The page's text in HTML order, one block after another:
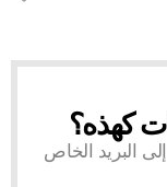
كهذه؟
البريد الخاص